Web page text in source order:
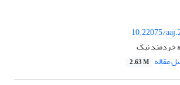
10.22075/
خردمند نیک
مقاله 2.63 M